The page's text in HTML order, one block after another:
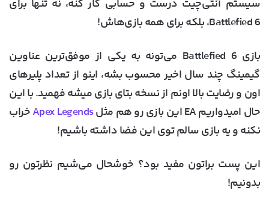
سیستم آنتی‌چیت درست و حسابی کار کنه، نه تنها برای
Battlefied 6، بلکه برای همه بازی‌هاش!
بازی Battlefied 6 می‌تونه به یکی از موفق‌ترین عناوین
گیمینگ چند سال اخیر محسوب بشه، اینو از تعداد پلیرهای
اون و رضایت بالا اونم از نسخه بتای بازی میشه فهمید. با این
حال امیدواریم EA این بازی رو هم مثل
Apex Legendsخراب
نکنه و یه بازی سالم توی این فضا داشته باشیم!
این پست براتون مفید بود؟ خوشحال می‌شیم نظرتون رو
بدونیم!